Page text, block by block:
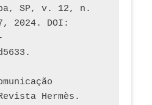
SP, v. 12, n.
2024. DOI:
Hermès.